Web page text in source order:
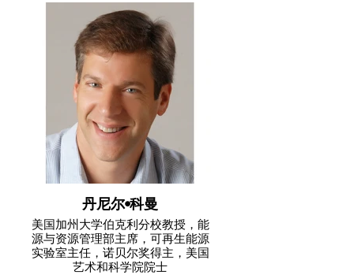
丹尼尔•科曼
美国加州大学伯克利分校教授，能
源与资源管理部主席，可再生能源
实验室主任，诺贝尔奖得主，美国
艺术和科学院院士